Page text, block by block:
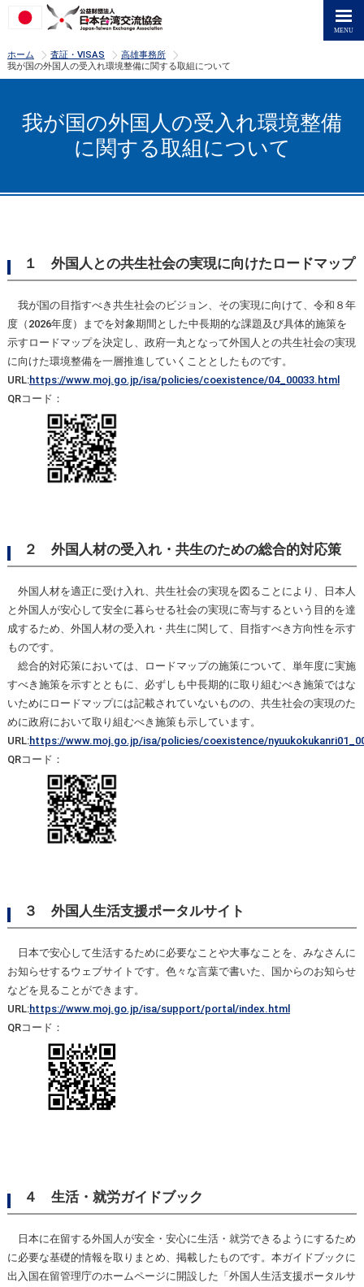
ホーム >
査証・VISAS >
高雄事務所
我が国の外国人の受入れ環境整備に関する取組について
我が国の外国人の受入れ環境整備
に関する取組について
１ 外国人との共生社会の実現に向けたロードマップ
我が国の目指すべき共生社会のビジョン、その実現に向けて、令和８年
度（2026年度）までを対象期間とした中長期的な課題及び具体的施策を
示すロードマップを決定し、政府一丸となって外国人との共生社会の実現
に向けた環境整備を一層推進していくこととしたものです。
URL:https://www.moj.go.jp/isa/policies/coexistence/04_00033.html
QRコード：
２ 外国人材の受入れ・共生のための総合的対応策
外国人材を適正に受け入れ、共生社会の実現を図ることにより、日本人
と外国人が安心して安全に暮らせる社会の実現に寄与するという目的を達
成するため、外国人材の受入れ・共生に関して、目指すべき方向性を示す
ものです。
総合的対応策においては、ロードマップの施策について、単年度に実施
すべき施策を示すとともに、必ずしも中長期的に取り組むべき施策ではな
いためにロードマップには記載されていないものの、共生社会の実現のた
めに政府において取り組むべき施策も示しています。
URL:https://www.moj.go.jp/isa/policies/coexistence/
QRコード：
３ 外国人生活支援ポータルサイト
日本で安心して生活するために必要なことや大事なことを、みなさんに
お知らせするウェブサイトです。色々な言葉で書いた、国からのお知らせ
などを見ることができます。
URL:https://www.moj.go.jp/isa/support/portal/index.html
QRコード：
４ 生活・就労ガイドブック
日本に在留する外国人が安全・安心に生活・就労できるようにするため
に必要な基礎的情報を取りまとめ、掲載したものです。本ガイドブックに
出入国在留管理庁のホームページに開設した「外国人生活支援ポータルサ